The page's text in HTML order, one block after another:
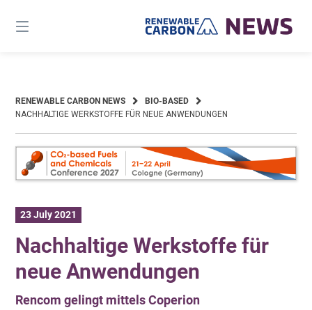
content
RENEWABLE CARBON NEWS
BIO-BASED
NACHHALTIGE WERKSTOFFE FÜR NEUE ANWENDUNGEN
23 July 2021
Nachhaltige Werkstoffe für
neue Anwendungen
Rencom gelingt mittels Coperion